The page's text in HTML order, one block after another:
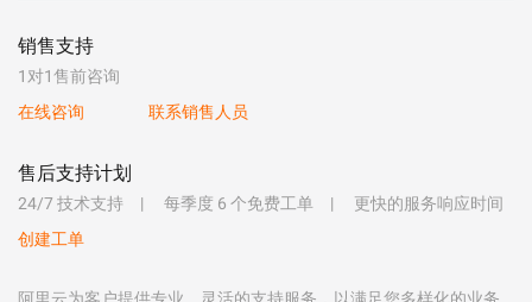
销售支持
1对1售前咨询
在线咨询
联系销售人员
售后支持计划
24/7 技术支持 每季度 6 个免费工单
更快的服务响应时间
创建工单